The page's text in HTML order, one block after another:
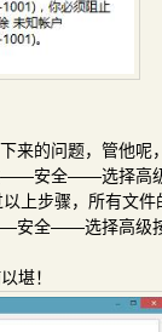
来的问题，管他呢
——安全——选择
上步骤，所有文
安全——选择高级
堪！